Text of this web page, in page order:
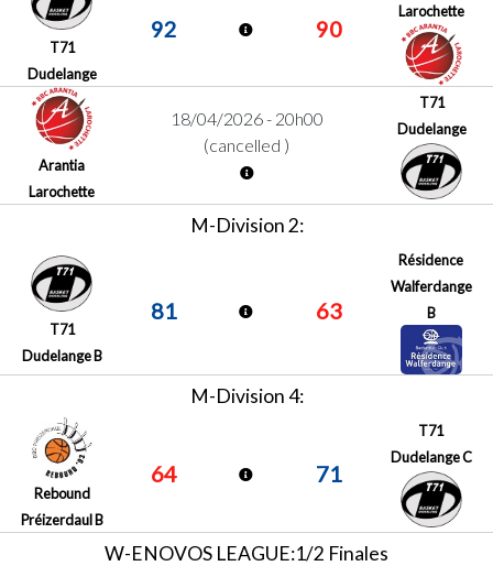
T71
Dudelange
92 90
Larochette
Arantia
Larochette
18/04/2026 - 20h00
(cancelled )
T71
Dudelange
M-Division 2:
T71
Dudelange B
81 63
Résidence
Walferdange
B
M-Division 4:
Rebound
Préizerdaul B
64 71
T71
Dudelange C
W-ENOVOS LEAGUE:1/2 Finales